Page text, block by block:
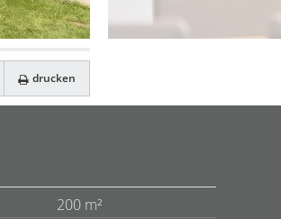
drucken
200 m²